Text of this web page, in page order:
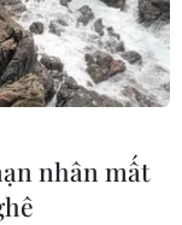
nhân mất